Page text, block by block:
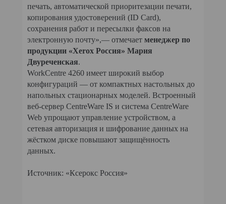
печать, автоматической приоритезации печати,
копирования удостоверений (ID Card),
сохранения работ и пересылки факсов на
электронную почту»,— отмечает менеджер по
продукции «Xerox Россия» Мария
Двуреченская.
WorkCentre 4260 имеет широкий выбор
конфигураций — от компактных настольных до
напольных стационарных моделей. Встроенный
веб-сервер CentreWare IS и система CentreWare
Web упрощают управление устройством, а
сетевая авторизация и шифрование данных на
жёстком диске повышают защищённость
данных.
Источник: «Ксерокс Россия»